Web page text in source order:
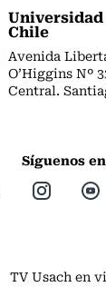
Chile
Avenida
O’Higgins Nº
Central.
Síguenos
TV Usach en